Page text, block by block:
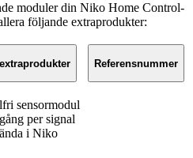
moduler din Niko Home Control-
följande extraprodukter:
Referensnummer
sensormodul
per signal
i Niko